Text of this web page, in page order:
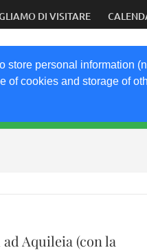
personal information
of cookies and storage of
presto dal vivo
DI VISITARE
Aquileia (con la